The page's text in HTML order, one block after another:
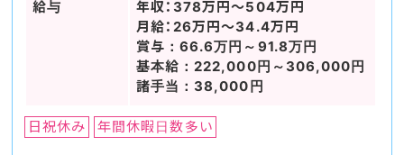
給与
年収：378万円～504万円
月給：26万円～34.4万円
賞与：66.6万円～91.8万円
基本給：222,000円～306,000円
諸手当：38,000円
日祝休み 年間休暇日数多い